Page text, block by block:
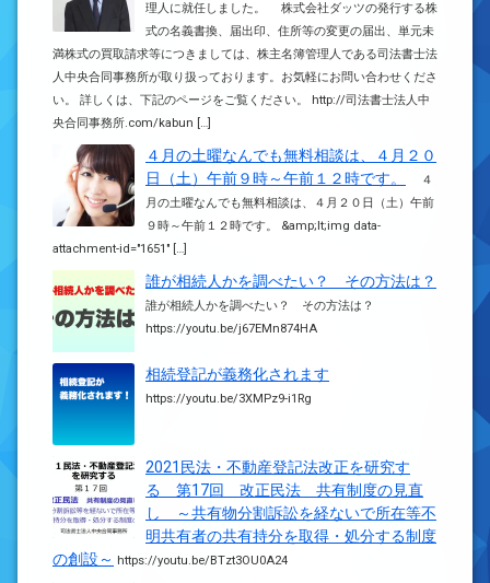
理人に就任しました。 株式会社ダッツの発行する株
式の名義書換、届出印、住所等の変更の届出、単元未
満株式の買取請求等につきましては、株主名簿管理人である司法書士法
人中央合同事務所が取り扱っております。お気軽にお問い合わせくださ
い。 詳しくは、下記のページをご覧ください。 http://司法書士法人中
央合同事務所.com/kabun […]
４月の土曜なんでも無料相談は、４月２０
日（土）午前９時～午前１２時です。
４
月の土曜なんでも無料相談は、４月２０日（土）午前
９時～午前１２時です。 &amp;lt;img data-
attachment-id="1651" […]
誰が相続人かを調べたい？ その方法は？
誰が相続人かを調べたい？ その方法は？
https://youtu.be/j67EMn874HA
相続登記が義務化されます
https://youtu.be/3XMPz9-i1Rg
2021民法・不動産登記法改正を研究す
る 第17回 改正民法 共有制度の見直
し ～共有物分割訴訟を経ないで所在等不
明共有者の共有持分を取得・処分する制度
の創設～
https://youtu.be/BTzt3OU0A24